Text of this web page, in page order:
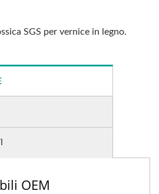
SGS per vernice in legno.
OEM